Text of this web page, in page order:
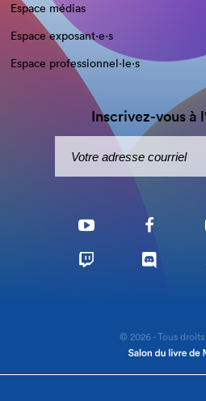
Espace médias
Espace exposant·e⋅s
Espace professionnel·le⋅s
Inscrivez-vous à
© 2026 - Tous